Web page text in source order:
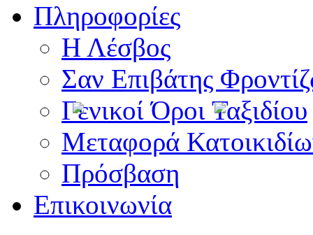
Πληροφορίες
Η Λέσβος
Σαν Επιβάτης
Γενικοί Όροι Ταξιδίου
Μεταφορά
Πρόσβαση
Επικοινωνία